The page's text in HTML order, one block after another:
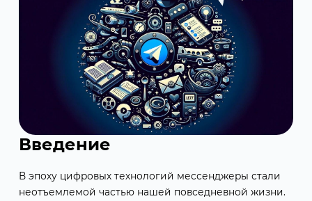
Введение
В эпоху цифровых технологий мессенджеры стали
неотъемлемой частью нашей повседневной жизни.